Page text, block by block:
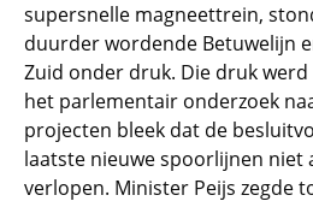
supersnelle magneettrein,
duurder wordende Betuwelijn
Zuid onder druk. Die druk
het parlementair onderzoek
projecten bleek dat de
laatste nieuwe spoorlijnen niet
verlopen. Minister Peijs zegde